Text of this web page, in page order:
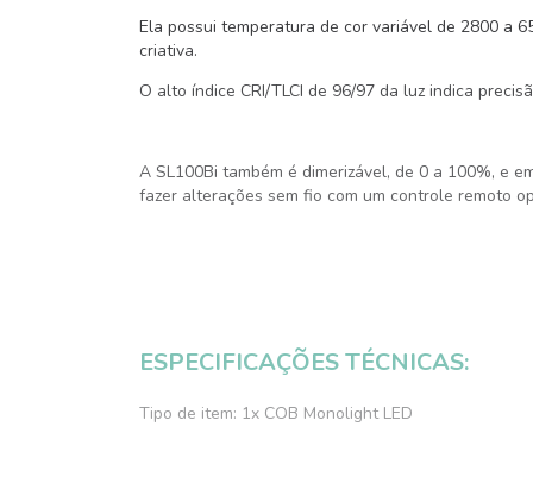
Ela possui temperatura de cor variável de 2800 a
criativa.
O alto índice CRI/TLCI de 96/97 da luz indica
A SL100Bi também é dimerizável, de 0 a 100%, e
fazer alterações sem fio com um controle remoto
ESPECIFICAÇÕES TÉCNICAS:
Tipo de item: 1x COB Monolight LED